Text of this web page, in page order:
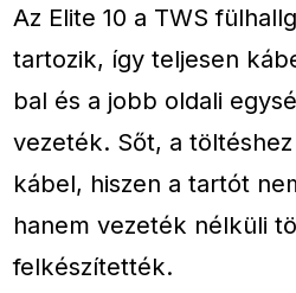
Az Elite 10 a TWS
tartozik, így teljesen
bal és a jobb oldali
vezeték. Sőt, a
kábel, hiszen a tartót
hanem vezeték nélküli
felkészítették.